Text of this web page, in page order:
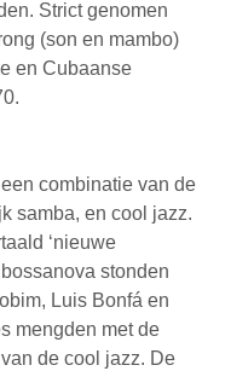
Strict genomen
(son en mambo)
en Cubaanse
combinatie van de
samba, en cool jazz.
‘nieuwe
stonden
Luis Bonfá en
mengden met de
de cool jazz. De